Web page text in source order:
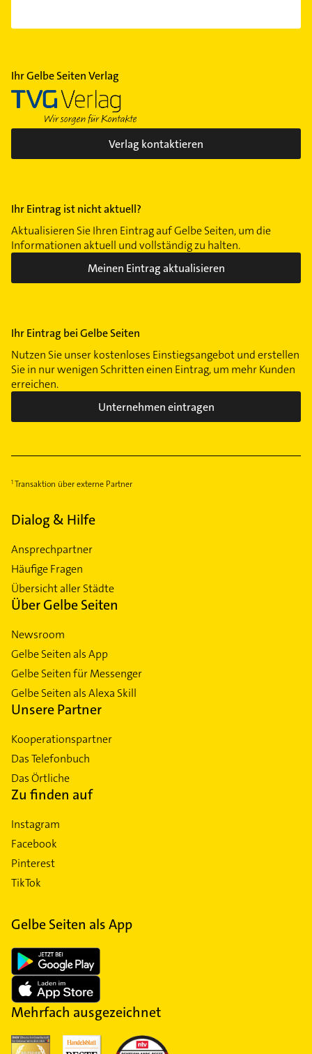
Ihr Gelbe Seiten Verlag
Verlag kontaktieren
Ihr Eintrag ist nicht aktuell?
Aktualisieren Sie Ihren Eintrag auf Gelbe Seiten, um die
Informationen aktuell und vollständig zu halten.
Meinen Eintrag aktualisieren
Ihr Eintrag bei Gelbe Seiten
Nutzen Sie unser kostenloses Einstiegsangebot und erstellen
Sie in nur wenigen Schritten einen Eintrag, um mehr Kunden
erreichen.
Unternehmen eintragen
Transaktion über externe Partner
Dialog & Hilfe
Ansprechpartner
Häufige Fragen
Übersicht aller Städte
Über Gelbe Seiten
Newsroom
Gelbe Seiten als App
Gelbe Seiten für Messenger
Gelbe Seiten als Alexa Skill
Unsere Partner
Kooperationspartner
Das Telefonbuch
Das Örtliche
Zu finden auf
Instagram
Facebook
Pinterest
TikTok
Gelbe Seiten als App
Mehrfach ausgezeichnet